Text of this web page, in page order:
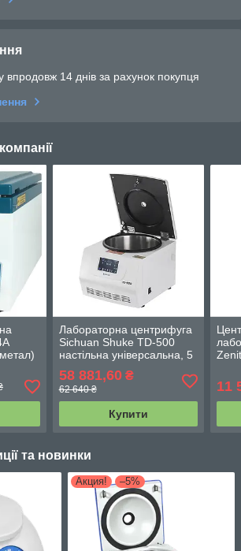
впродовж 14 днів за рахунок покупця
Лабораторна центрифуга
Sichuan Shuke TD-500
настільна універсальна, 5
000 об/хв без
охолодження
58 881,60₴
62 640 ₴
Купити
11
та новинки
Акция! –5%